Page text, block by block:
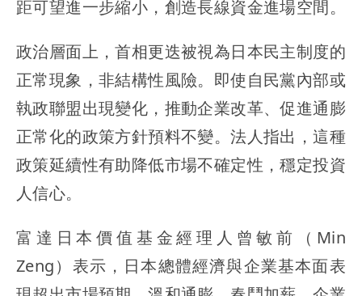
距可望進一步縮小，創造長線資金進場空間。
政治層面上，首相更迭被視為日本民主制度的
正常現象，非結構性風險。即使自民黨內部或
執政聯盟出現變化，推動企業改革、促進通膨
正常化的政策方針預料不變。法人指出，這種
政策延續性有助降低市場不確定性，穩定投資
人信心。
富達日本價值基金經理人曾敏前（Min
Zeng）表示，日本總體經濟與企業基本面表